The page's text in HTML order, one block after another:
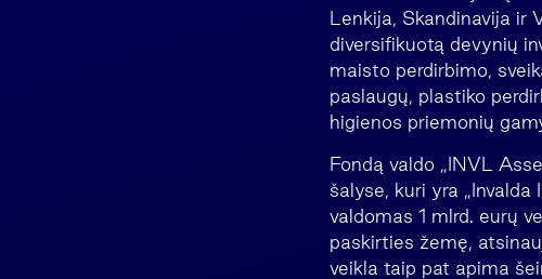
Lenkija, Skandinavija ir
diversifikuotą devynių
maisto perdirbimo,
paslaugų, plastiko
higienos priemonių
Fondą valdo „INVL
šalyse, kuri yra
valdomas 1 mlrd. eurų
paskirties žemę,
veikla taip pat apima